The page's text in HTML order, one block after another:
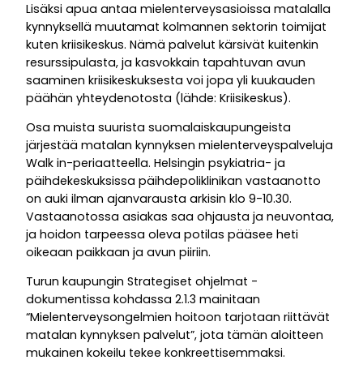
Lisäksi apua antaa mielenterveysasioissa matalalla
kynnyksellä muutamat kolmannen sektorin toimijat
kuten kriisikeskus. Nämä palvelut kärsivät kuitenkin
resurssipulasta, ja kasvokkain tapahtuvan avun
saaminen kriisikeskuksesta voi jopa yli kuukauden
päähän yhteydenotosta (lähde: Kriisikeskus).
Osa muista suurista suomalaiskaupungeista
järjestää matalan kynnyksen mielenterveyspalveluja
Walk in-periaatteella. Helsingin psykiatria- ja
päihdekeskuksissa päihdepoliklinikan vastaanotto
on auki ilman ajanvarausta arkisin klo 9-10.30.
Vastaanotossa asiakas saa ohjausta ja neuvontaa,
ja hoidon tarpeessa oleva potilas pääsee heti
oikeaan paikkaan ja avun piiriin.
Turun kaupungin Strategiset ohjelmat -
dokumentissa kohdassa 2.1.3 mainitaan
“Mielenterveysongelmien hoitoon tarjotaan riittävät
matalan kynnyksen palvelut”, jota tämän aloitteen
mukainen kokeilu tekee konkreettisemmaksi.